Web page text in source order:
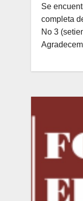
Se
completa
No 3